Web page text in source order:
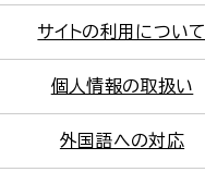
サイトの利用について
個人情報の取扱い
外国語への対応